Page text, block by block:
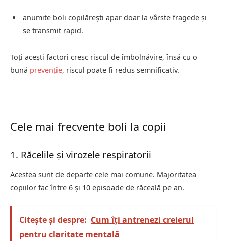
anumite boli copilărești apar doar la vârste fragede și
se transmit rapid.
Toți acești factori cresc riscul de îmbolnăvire, însă cu o
bună prevenție, riscul poate fi redus semnificativ.
Cele mai frecvente boli la copii
1. Răcelile și virozele respiratorii
Acestea sunt de departe cele mai comune. Majoritatea
copiilor fac între 6 și 10 episoade de răceală pe an.
Citește și despre: Cum îți antrenezi creierul
pentru claritate mentală